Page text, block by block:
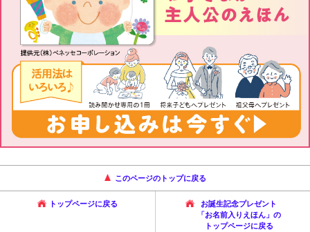
このページのトップに戻る
トップページに戻る
お誕生記念プレゼント
「お名前入りえほん」の
トップページに戻る